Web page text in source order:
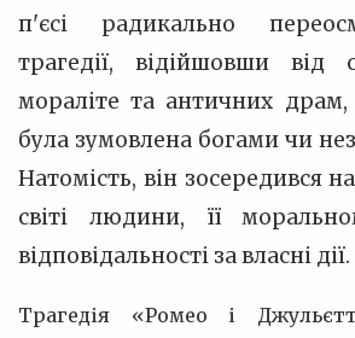
п'єсі радикально
трагедії, відійшовши від
мораліте та античних
була зумовлена богами чи
Натомість, він зосередився
світі людини, її
відповідальності за власні дії.
Трагедія «Ромео і